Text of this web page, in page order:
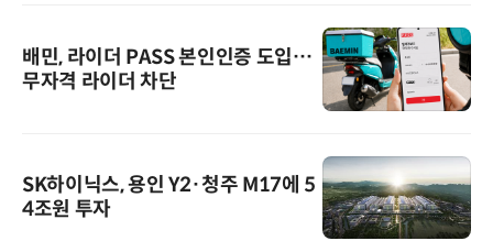
배민, 라이더 PASS 본인인증 도입…
무자격 라이더 차단
SK하이닉스, 용인 Y2·청주 M17에 5
4조원 투자